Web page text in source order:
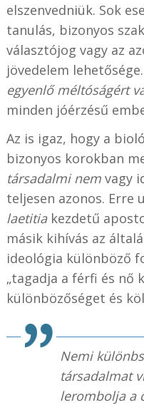
elszenvedniük. Sok
tanulás, bizonyos
választójog vagy az
jövedelem
egyenlő méltóságért
minden jóérzésű
Az is igaz, hogy a
bizonyos korokban
társadalmi nemvagy
teljesen azonos. Erre
laetitiakezdetű
másik kihívás az
ideológia különböző
„tagadja a férfi és nő
különbözőséget és
Nemi
társadalmat
lerombolja a